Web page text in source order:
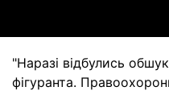
"Наразі відбулись
фігуранта.